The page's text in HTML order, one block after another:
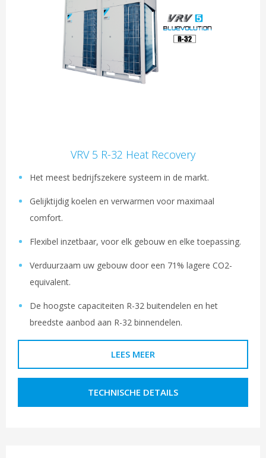
VRV 5 R-32 Heat Recovery
Het meest bedrijfszekere systeem in de markt.
Gelijktijdig koelen en verwarmen voor maximaal
comfort.
Flexibel inzetbaar, voor elk gebouw en elke toepassing.
Verduurzaam uw gebouw door een 71% lagere CO2-
equivalent.
De hoogste capaciteiten R-32 buitendelen en het
breedste aanbod aan R-32 binnendelen.
LEES MEER
TECHNISCHE DETAILS